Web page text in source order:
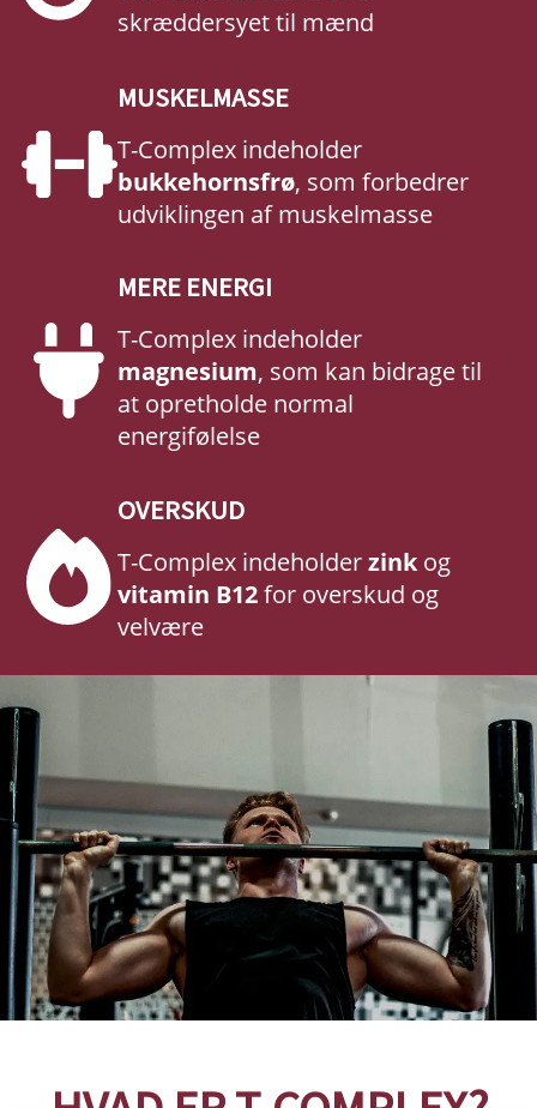
skræddersyet til mænd
MUSKELMASSE
T-Complex indeholder
bukkehornsfrø, som forbedrer
udviklingen af muskelmasse
MERE ENERGI
T-Complex indeholder
magnesium, som kan bidrage til
at opretholde normal
energifølelse
OVERSKUD
T-Complex indeholderzinkog
vitamin B12for overskud og
velvære